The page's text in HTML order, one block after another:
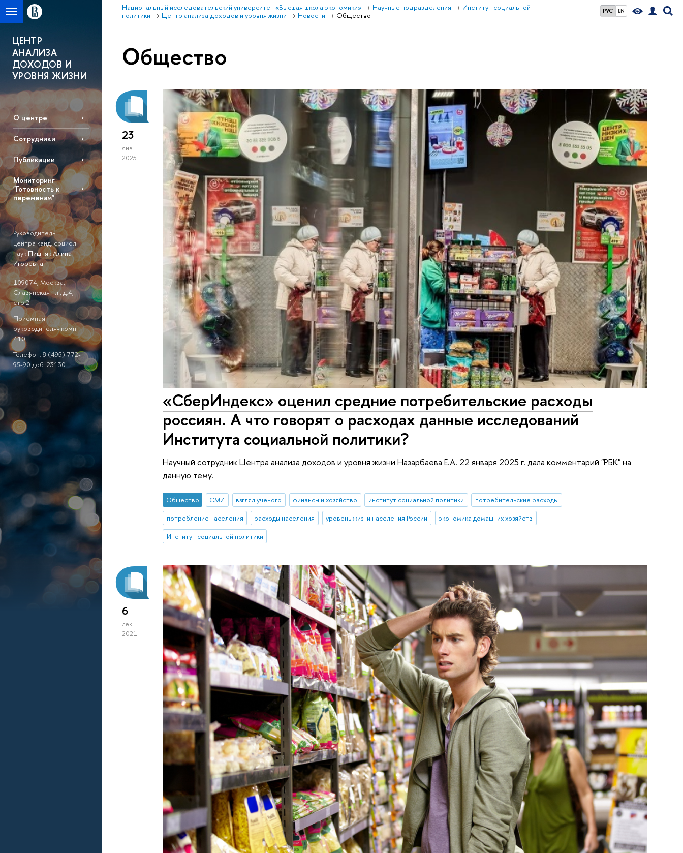
РУС EN
Национальный исследовательский университет «Высшая школа экономики» Научные подразделения
Институт социальной
политики
Центр анализа доходов и уровня жизни Новости Общество
ЦЕНТР
АНАЛИЗА
ДОХОДОВ И
УРОВНЯ ЖИЗНИ
О центре
Сотрудники
Публикации
Мониторинг
"Готовность к
переменам"
Руководитель
центра канд. социол.
наукПишняк Алина
Игоревна
109074, Москва,
Славянская пл., д.4,
стр.2.
Приемная
руководителя- комн.
410.
Телефон: 8 (495) 772-
95-90 доб. 23130
Общество
23
янв
2025
«СберИндекс» оценил средние потребительские расходы
россиян. А что говорят о расходах данные исследований
Института социальной политики?
Научный сотрудник Центра анализа доходов и уровня жизни Назарбаева Е.А. 22 января 2025 г. дала комментарий "РБК" на
данную тему.
Общество СМИ взгляд ученого финансы и хозяйство институт социальной политики
потребительские расходы
потребление населения
расходы населения уровень жизни населения России
экономика домашних хозяйств
Институт социальной политики
6
дек
2021